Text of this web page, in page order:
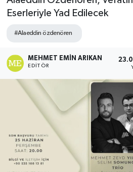
Eserleriyle Yad Edilecek
#Alaeddin özdenören
MEHMET EMIN ARIKAN
EDITÖR